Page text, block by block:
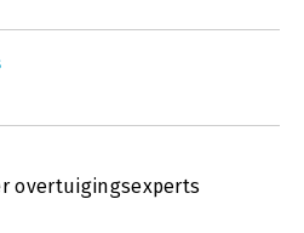
overtuigingsexperts